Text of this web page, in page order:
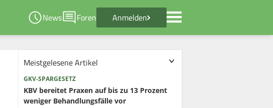
News Foren Anmelden
Meistgelesene Artikel
GKV-SPARGESETZ
KBV bereitet Praxen auf bis zu 13 Prozent
weniger Behandlungsfälle vor